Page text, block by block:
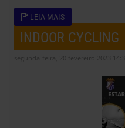
LEIA MAIS
INDOOR CYCLING
segunda-feira, 20 fevereiro 2023 14:36